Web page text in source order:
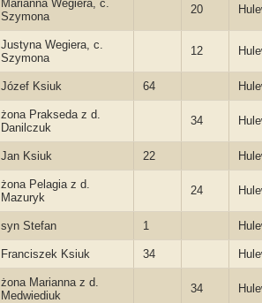
Marianna Wegiera, c.
Szymona
20
Justyna Wegiera, c.
Szymona
12
Józef Ksiuk 64
żona Prakseda z d.
Danilczuk
34
Jan Ksiuk 22
żona Pelagia z d.
Mazuryk
24
syn Stefan 1
Franciszek Ksiuk 34
żona Marianna z d.
Medwiediuk
34